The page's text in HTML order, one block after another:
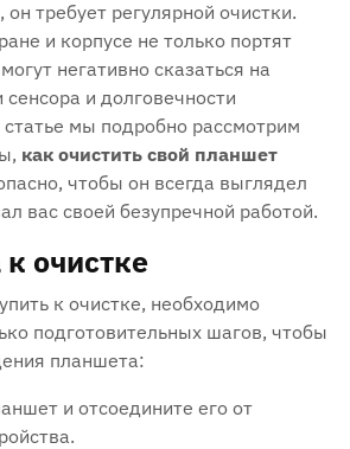
он требует регулярной очистки.
и корпусе не только портят
негативно сказаться на
и долговечности
статье мы подробно рассмотрим
как очистить свой планшет
чтобы он всегда выглядел
вас своей безупречной работой.
очистке
к очистке, необходимо
подготовительных шагов, чтобы
планшета:
и отсоедините его от